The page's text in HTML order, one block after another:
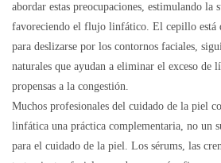
abordar estas preocupaciones, estimulando la
favoreciendo el flujo linfático. El cepillo está
para deslizarse por los contornos faciales,
naturales que ayudan a eliminar el exceso de
propensas a la congestión.
Muchos profesionales del cuidado de la piel
linfática una práctica complementaria, no un
para el cuidado de la piel. Los sérums, las